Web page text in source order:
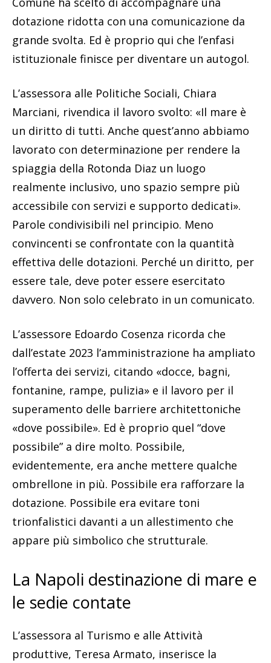
dotazione ridotta con una comunicazione da
grande svolta. Ed è proprio qui che l’enfasi
istituzionale finisce per diventare un autogol.
L’assessora alle Politiche Sociali, Chiara
Marciani, rivendica il lavoro svolto: «Il mare è
un diritto di tutti. Anche quest’anno abbiamo
lavorato con determinazione per rendere la
spiaggia della Rotonda Diaz un luogo
realmente inclusivo, uno spazio sempre più
accessibile con servizi e supporto dedicati».
Parole condivisibili nel principio. Meno
convincenti se confrontate con la quantità
effettiva delle dotazioni. Perché un diritto, per
essere tale, deve poter essere esercitato
davvero. Non solo celebrato in un comunicato.
L’assessore Edoardo Cosenza ricorda che
dall’estate 2023 l’amministrazione ha ampliato
l’offerta dei servizi, citando «docce, bagni,
fontanine, rampe, pulizia» e il lavoro per il
superamento delle barriere architettoniche
«dove possibile». Ed è proprio quel “dove
possibile” a dire molto. Possibile,
evidentemente, era anche mettere qualche
ombrellone in più. Possibile era rafforzare la
dotazione. Possibile era evitare toni
trionfalistici davanti a un allestimento che
appare più simbolico che strutturale.
La Napoli destinazione di mare e
le sedie contate
L’assessora al Turismo e alle Attività
produttive, Teresa Armato, inserisce la